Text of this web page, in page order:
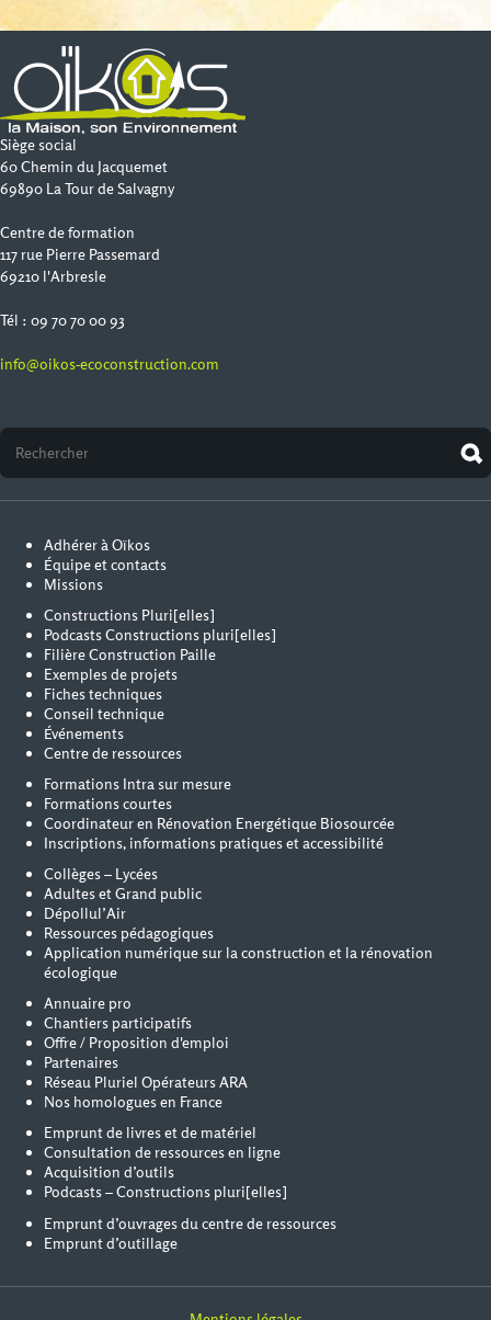
Siège social
60 Chemin du Jacquemet
69890 La Tour de Salvagny
Centre de formation
117 rue Pierre Passemard
69210 l'Arbresle
Tél : 09 70 70 00 93
info@oikos-ecoconstruction.com
Adhérer à Oïkos
Équipe et contacts
Missions
Constructions Pluri[elles]
Podcasts Constructions pluri[elles]
Filière Construction Paille
Exemples de projets
Fiches techniques
Conseil technique
Événements
Centre de ressources
Formations Intra sur mesure
Formations courtes
Coordinateur en Rénovation Energétique Biosourcée
Inscriptions, informations pratiques et accessibilité
Collèges – Lycées
Adultes et Grand public
Dépollul’Air
Ressources pédagogiques
Application numérique sur la construction et la rénovation
écologique
Annuaire pro
Chantiers participatifs
Offre / Proposition d'emploi
Partenaires
Réseau Pluriel Opérateurs ARA
Nos homologues en France
Emprunt de livres et de matériel
Consultation de ressources en ligne
Acquisition d’outils
Podcasts – Constructions pluri[elles]
Emprunt d’ouvrages du centre de ressources
Emprunt d’outillage